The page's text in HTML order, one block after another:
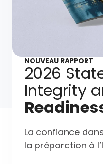
NOUVEAU RAPPORT
2026
Integrity
La confiance
la préparation à